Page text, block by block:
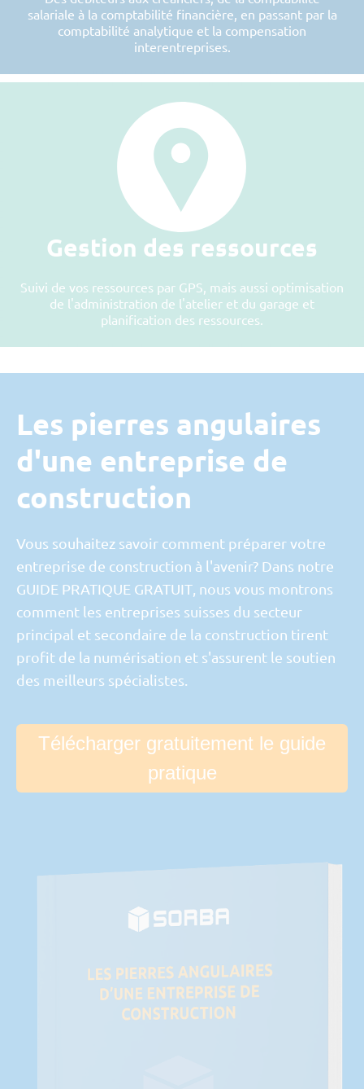
salariale à la comptabilité financière, en passant par la
comptabilité analytique et la compensation
interentreprises.
Gestion des ressources
Suivi de vos ressources par GPS, mais aussi optimisation
de l'administration de l'atelier et du garage et
planification des ressources.
Les pierres angulaires
d'une entreprise de
construction
Vous souhaitez savoir comment préparer votre
entreprise de construction à l'avenir? Dans notre
GUIDE PRATIQUE GRATUIT , nous vous montrons
comment les entreprises suisses du secteur
principal et secondaire de la construction tirent
profit de la numérisation et s'assurent le soutien
des meilleurs spécialistes.
Télécharger gratuitement le guide
pratique